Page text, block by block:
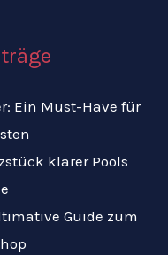
Ein Must-Have für
klarer Pools
Guide zum